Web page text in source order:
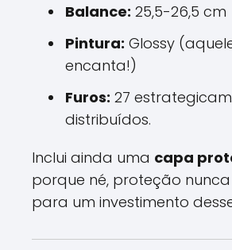
Balance: 25,5-26,5 cm
Pintura: Glossy
encanta!)
Furos: 27
distribuídos.
Inclui ainda uma capa
porque né, proteção
para um investimento